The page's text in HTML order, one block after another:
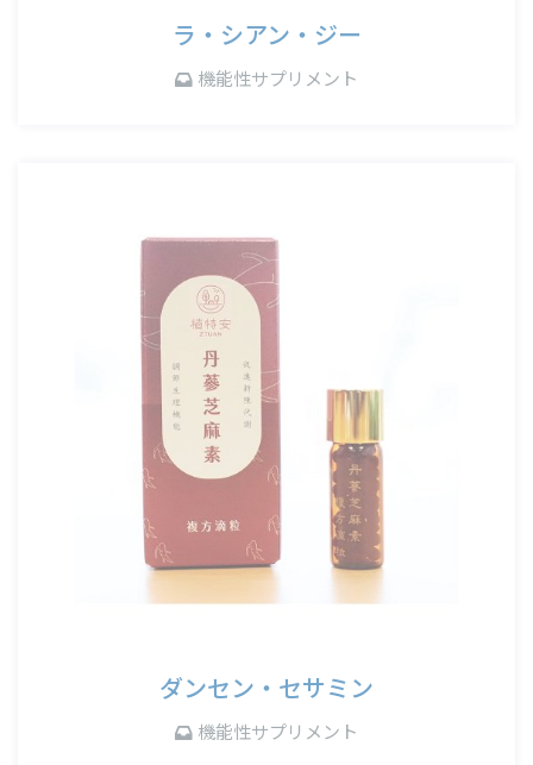
ラ・シアン・ジー
機能性サプリメント
ダンセン・セサミン
機能性サプリメント